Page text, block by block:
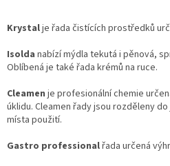
Krystalje řada čistících prostředků
Isolda nabízí mýdla tekutá i pěnová,
Oblíbená je také řada krémů na ruce.
Cleamen je profesionální chemie
úklidu. Cleamen řady jsou rozděleny
místa použití.
Gastro professionalřada určená